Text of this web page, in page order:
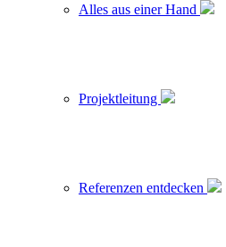
Alles aus einer Hand
Projektleitung
Referenzen entdecken